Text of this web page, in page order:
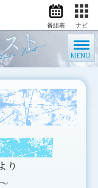
バラエティ
アニメ
ニュース
イベント
番組表 ナビ
MENU
り